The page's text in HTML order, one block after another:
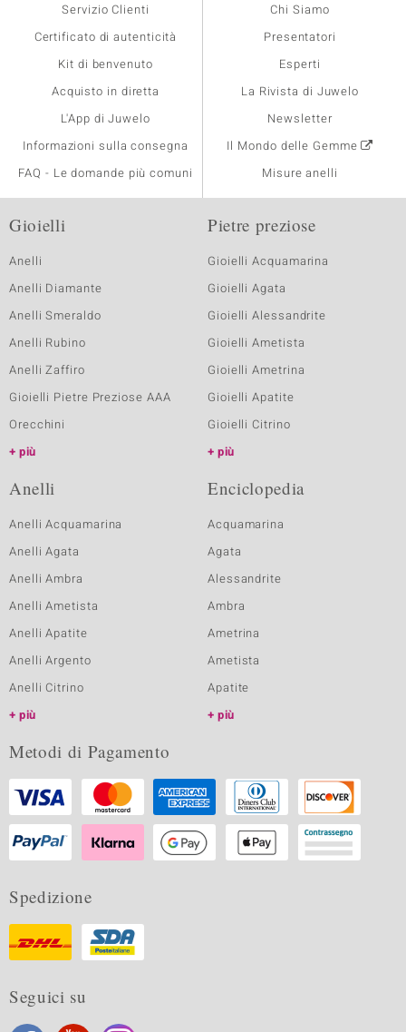
Servizio Clienti
Certificato di autenticità
Kit di benvenuto
Acquisto in diretta
L'App di Juwelo
Informazioni sulla consegna
FAQ - Le domande più comuni
Chi Siamo
Presentatori
Esperti
La Rivista di Juwelo
Newsletter
Il Mondo delle Gemme
Misure anelli
Gioielli
Anelli
Anelli Diamante
Anelli Smeraldo
Anelli Rubino
Anelli Zaffiro
Gioielli Pietre Preziose AAA
Orecchini
più
Pietre preziose
Gioielli Acquamarina
Gioielli Agata
Gioielli Alessandrite
Gioielli Ametista
Gioielli Ametrina
Gioielli Apatite
Gioielli Citrino
più
Anelli
Anelli Acquamarina
Anelli Agata
Anelli Ambra
Anelli Ametista
Anelli Apatite
Anelli Argento
Anelli Citrino
più
Enciclopedia
Acquamarina
Agata
Alessandrite
Ambra
Ametrina
Ametista
Apatite
più
Metodi di Pagamento
Spedizione
Seguici su